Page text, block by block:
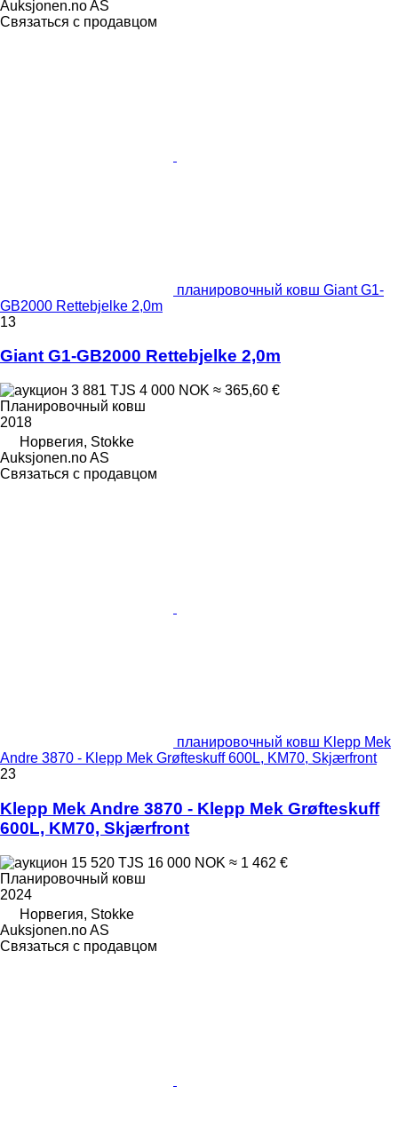
Auksjonen.no AS
Связаться с продавцом
планировочный ковш Giant G1-
GB2000 Rettebjelke 2,0m
13
Giant G1-GB2000 Rettebjelke 2,0m
3 881 TJS 4 000 NOK ≈ 365,60 €
Планировочный ковш
2018
Норвегия, Stokke
Auksjonen.no AS
Связаться с продавцом
планировочный ковш Klepp Mek
Andre 3870 - Klepp Mek Grøfteskuff 600L, KM70, Skjærfront
23
Klepp Mek Andre 3870 - Klepp Mek Grøfteskuff
600L, KM70, Skjærfront
15 520 TJS 16 000 NOK ≈ 1 462 €
Планировочный ковш
2024
Норвегия, Stokke
Auksjonen.no AS
Связаться с продавцом